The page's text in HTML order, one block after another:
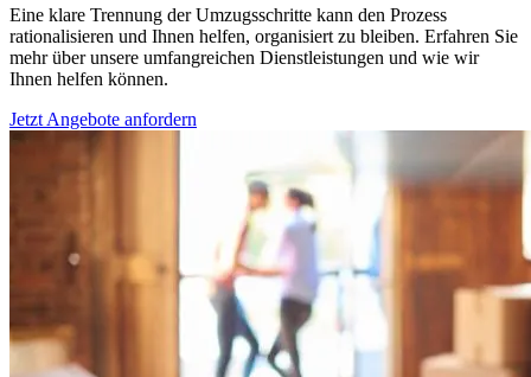
Eine klare Trennung der Umzugsschritte kann den Prozess
rationalisieren und Ihnen helfen, organisiert zu bleiben. Erfahren Sie
mehr über unsere umfangreichen Dienstleistungen und wie wir
Ihnen helfen können.
Jetzt Angebote anfordern